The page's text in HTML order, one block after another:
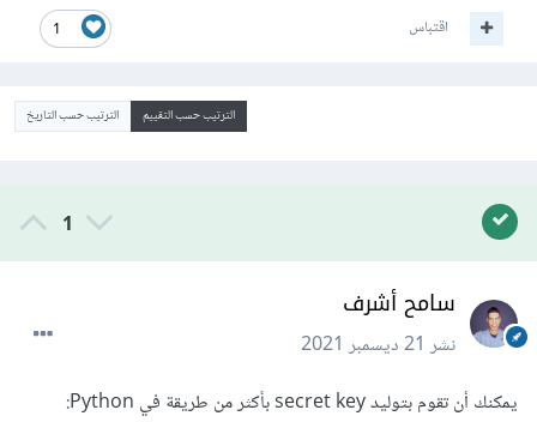
1 اقتباس
الترتيب حسب التقييم الترتيب حسب التاريخ
1
سامح أشرف
نشر21 ديسمبر 2021
يمكنك أن تقوم بتوليد secret key بأكثر من طريقة في Python: